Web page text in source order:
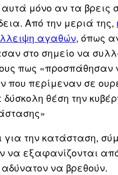
αυτά μόνο αν τα
Από την μεριά της,
αγαθών, όπως
στο σημείο να
πως «προσπάθησαν
που περίμεναν σε
θέση την
για την κατάσταση,
να εξαφανίζονται
να βρεθούν.